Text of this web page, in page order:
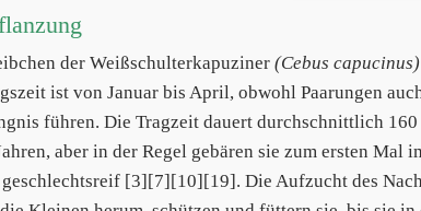
der Weißschulterkapuziner (Cebus capucinus)
ist von Januar bis April, obwohl Paarungen
führen. Die Tragzeit dauert durchschnittlich
aber in der Regel gebären sie zum ersten Mal
geschlechtsreif [3][7][10][19]. Die Aufzucht des